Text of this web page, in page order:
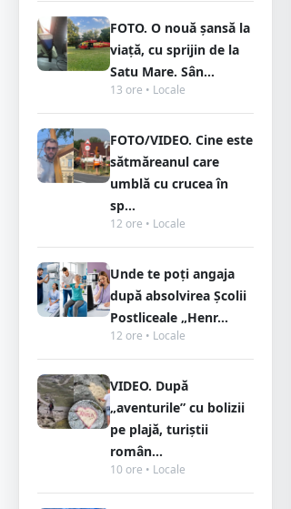
FOTO. O nouă șansă la
viață, cu sprijin de la
Satu Mare. Sân...
13 ore • Locale
FOTO/VIDEO. Cine este
sătmăreanul care
umblă cu crucea în
sp...
12 ore • Locale
Unde te poți angaja
după absolvirea Școlii
Postliceale „Henr...
12 ore • Locale
VIDEO. După
„aventurile” cu bolizii
pe plajă, turiștii
român...
10 ore • Locale